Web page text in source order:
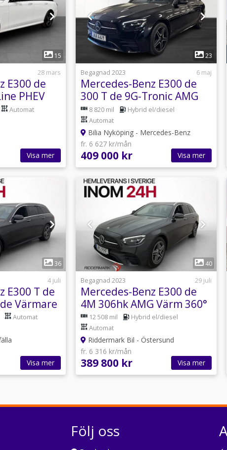
15
28 mars
E300 de
PHEV
Automat
Visa mer
1
23
Begagnad 2023
6 maj
Mercedes-Benz E300 de
300 T de 9G-Tronic AMG
Line Dragkrok
8 820 mil
Hybrid el/diesel
Automat
Bilia Nyköping - Mercedes-Benz
fr. 6 627 kr/mån
409 000 kr Visa mer
36
4 juli
E300 T de
Värmare
Automat
Visa mer
40
Begagnad 2023
29 juli
Mercedes-Benz E300 de
4M 306hk AMG Värm 360°
Wide Burm Drag
12 508 mil
Hybrid el/diesel
Automat
Riddermark Bil - Östersund
fr. 6 316 kr/mån
389 800 kr Visa mer
Följ oss